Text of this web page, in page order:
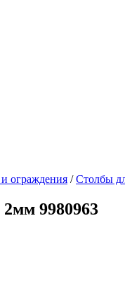
ограждения / Столбы
9980963